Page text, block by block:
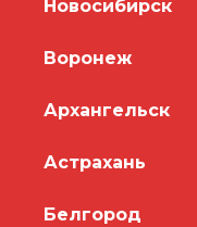
Новосибирск
Воронеж
Архангельск
Астрахань
Белгород